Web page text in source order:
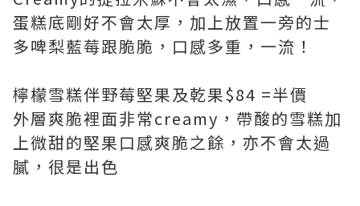
蛋糕底剛好不會太厚，加上放置一旁的士
多啤梨藍莓跟脆脆，口感多重，一流！
檸檬雪糕伴野莓堅果及乾果$84 =半價
外層爽脆裡面非常creamy，帶酸的雪糕加
上微甜的堅果口感爽脆之餘，亦不會太過
膩，很是出色